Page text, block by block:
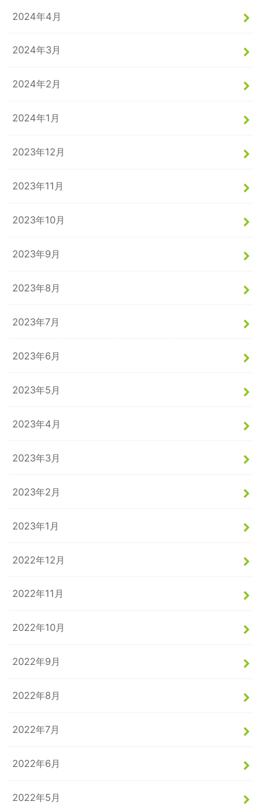
2024年4月
2024年3月
2024年2月
2024年1月
2023年12月
2023年11月
2023年10月
2023年9月
2023年8月
2023年7月
2023年6月
2023年5月
2023年4月
2023年3月
2023年2月
2023年1月
2022年12月
2022年11月
2022年10月
2022年9月
2022年8月
2022年7月
2022年6月
2022年5月